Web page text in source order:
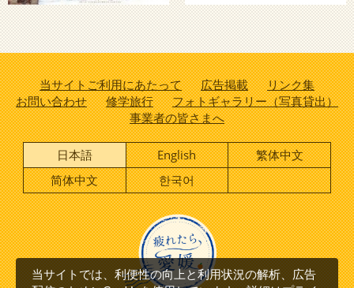
当サイトご利用にあたって 広告掲載
リンク集
お問い合わせ
修学旅行
フォトギャラリー（写真貸出）
事業者の皆さまへ
日本語 English
繁体中文
简体中文
한국어
当サイトでは、利便性の向上と利用状況の解析、広告